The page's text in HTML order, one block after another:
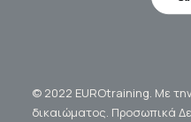
© 2022 EUROtraining. Με
δικαιώματος. Προσωπικά